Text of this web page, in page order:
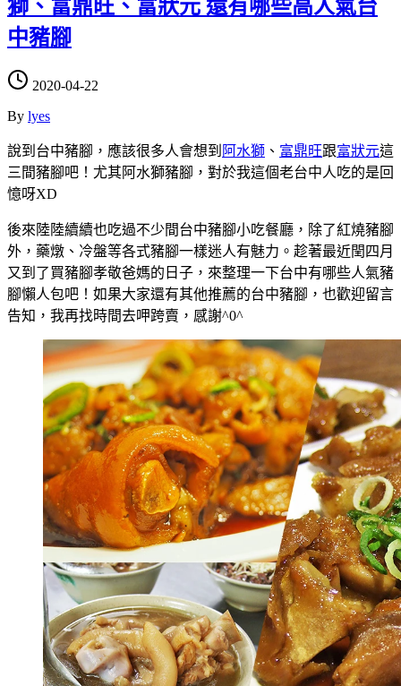
獅、富鼎旺、富狀元 還有哪些高人氣台
中豬腳
2020-04-22
By lyes
說到台中豬腳，應該很多人會想到 阿水獅 、 富鼎旺跟富狀元這
三間豬腳吧！尤其阿水獅豬腳，對於我這個老台中人吃的是回
憶呀XD
後來陸陸續續也吃過不少間台中豬腳小吃餐廳，除了紅燒豬腳
外，藥燉、冷盤等各式豬腳一樣迷人有魅力。趁著最近閏四月
又到了買豬腳孝敬爸媽的日子，來整理一下台中有哪些人氣豬
腳懶人包吧！如果大家還有其他推薦的台中豬腳，也歡迎留言
告知，我再找時間去呷跨賣，感謝^0^